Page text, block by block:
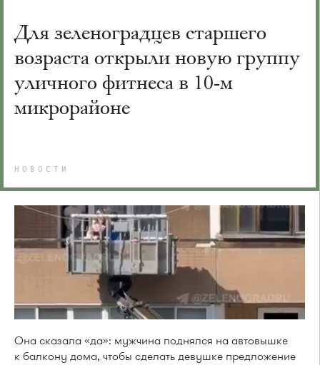
Для зеленоградцев старшего
возраста открыли новую группу
уличного фитнеса в 10-м
микрорайоне
НОВОСТИ
Она сказала «да»: мужчина поднялся на автовышке
к балкону дома, чтобы сделать девушке предложение